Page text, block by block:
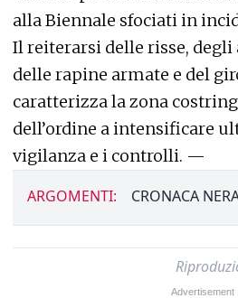
alla Biennale sfociati in
Il reiterarsi delle risse,
delle rapine armate e del
caratterizza la zona
dell’ordine a intensificare
vigilanza e i controlli. —
ARGOMENTI: CRONACA